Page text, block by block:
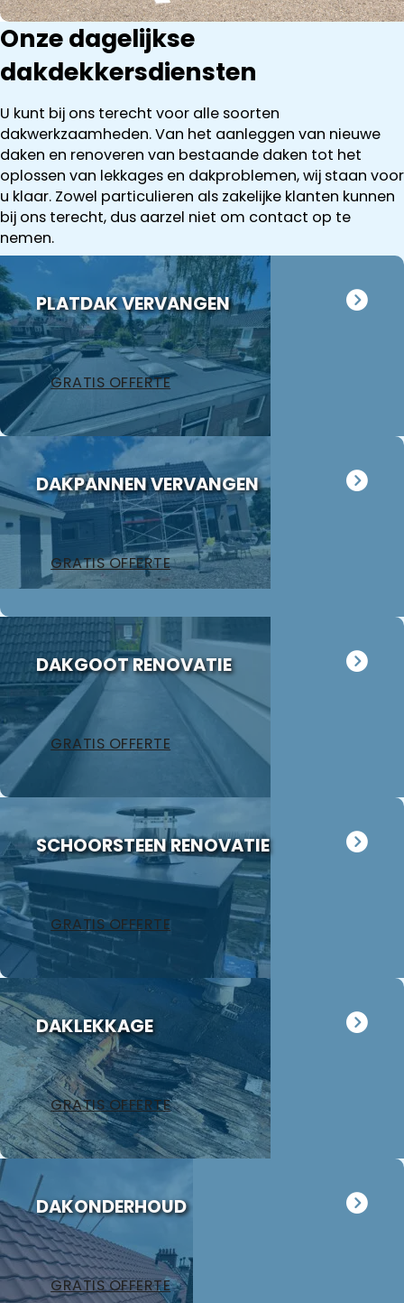
Onze dagelijkse
dakdekkersdiensten
U kunt bij ons terecht voor alle soorten
dakwerkzaamheden. Van het aanleggen van nieuwe
daken en renoveren van bestaande daken tot het
oplossen van lekkages en dakproblemen, wij staan voor
u klaar. Zowel particulieren als zakelijke klanten kunnen
bij ons terecht, dus aarzel niet om contact op te
nemen.
PLATDAK VERVANGEN
GRATIS OFFERTE
DAKPANNEN VERVANGEN
GRATIS OFFERTE
DAKGOOT RENOVATIE
GRATIS OFFERTE
SCHOORSTEEN RENOVATIE
GRATIS OFFERTE
DAKLEKKAGE
GRATIS OFFERTE
DAKONDERHOUD
GRATIS OFFERTE